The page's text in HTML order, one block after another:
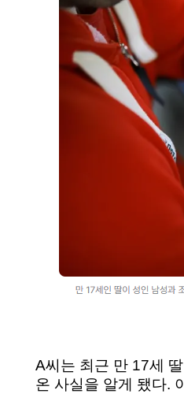
A씨는 최근 만 17세
온 사실을 알게 됐다.